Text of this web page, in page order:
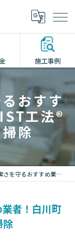
施工事例
おすす
工法®
除
業者！白川町のMIST工法®で徹底的なカビ掃除
者！白川町
除